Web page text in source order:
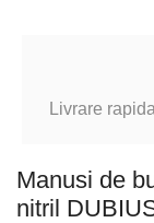
Livrare
Manusi de
nitril